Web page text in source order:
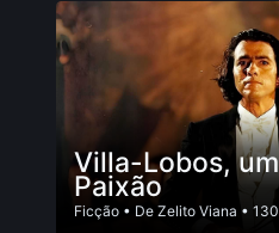
Villa-Lobos,
Paixão
Ficção • De Zelito Viana •